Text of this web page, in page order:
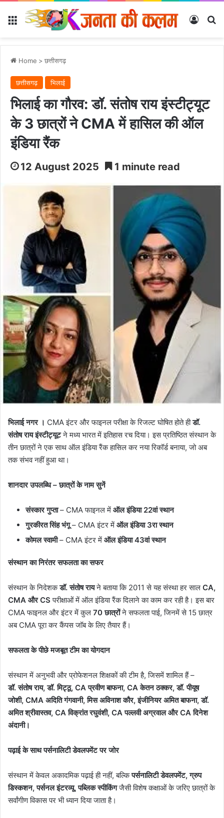
Menu Log In
Home > छत्तीसगढ़
छत्तीसगढ़ भिलाई
भिलाई का गौरव: डॉ. संतोष राय इंस्टीट्यूट
के 3 छात्रों ने CMA में हासिल की ऑल
इंडिया रैंक
12 August 2025 1 minute read
भिलाई नगर । CMA इंटर और फाइनल परीक्षा के रिजल्ट घोषित होते हीडॉ.
संतोष राय इंस्टीट्यूटने मध्य भारत में इतिहास रच दिया। इस प्रतिष्ठित संस्थान के
तीन छात्रों ने एक साथ ऑल इंडिया रैंक हासिल कर नया रिकॉर्ड बनाया, जो अब
तक संभव नहीं हुआ था।
शानदार उपलब्धि – छात्रों के नाम सुनें
संस्कार गुप्ता– CMA फाइनल में ऑल इंडिया 22वां स्थान
गुरकीरत सिंह भंगू– CMA इंटर में ऑल इंडिया 3रा स्थान
कोमल स्वामी– CMA इंटर में ऑल इंडिया 43वां स्थान
संस्थान का निरंतर सफलता का सफर
संस्थान के निदेशकडॉ. संतोष रायने बताया कि 2011 से यह संस्था हर साल CA,
CMA और CS परीक्षाओं में ऑल इंडिया रैंक दिलाने का काम कर रही है। इस बार
CMA फाइनल और इंटर में कुल 70 छात्रोंने सफलता पाई, जिनमें से 15 छात्र
अब CMA पूरा कर कैंपस जॉब के लिए तैयार हैं।
सफलता के पीछे मजबूत टीम का योगदान
संस्थान में अनुभवी और प्रोफेशनल शिक्षकों की टीम है, जिसमें शामिल हैं –
डॉ. संतोष राय, डॉ. मिट्ठू, CA प्रवीण बाफना, CA केतन ठक्कर, डॉ. पीयूष
जोशी, CMA अदिति गंगवानी, मिस अविनाश कौर, इंजीनियर अमित बाफना, डॉ.
अमित श्रीवास्तव, CA विक्रांत रघुवंशी, CA पल्लवी अग्रवाल और CA दिनेश
अंदानी।
पढ़ाई के साथ पर्सनालिटी डेवलपमेंट पर जोर
संस्थान में केवल अकादमिक पढ़ाई ही नहीं, बल्किपर्सनालिटी डेवलपमेंट, ग्रुप
डिस्कशन, पर्सनल इंटरव्यू, पब्लिक स्पीकिंगजैसी विशेष कक्षाओं के जरिए छात्रों के
सर्वांगीण विकास पर भी ध्यान दिया जाता है।